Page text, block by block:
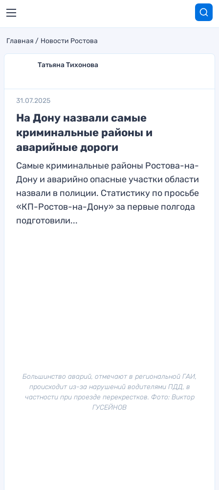
Главная Новости Ростова
Татьяна Тихонова
31.07.2025
На Дону назвали самые
криминальные районы и
аварийные дороги
Самые криминальные районы Ростова-на-
Дону и аварийно опасные участки области
назвали в полиции. Статистику по просьбе
«КП-Ростов-на-Дону» за первые полгода
подготовили...
Большинство аварий, отмечают в региональной ГАИ,
происходит из-за нарушений водителями ПДД, в
частности при проезде перекрестков. Фото: Виктор
ГУСЕЙНОВ